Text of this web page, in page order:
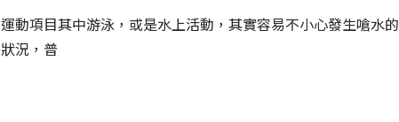
運動項目其中游泳，或是水上活動，其實容易不小心發生嗆水的
狀況，普